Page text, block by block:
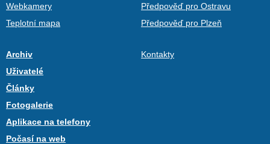
Webkamery
Teplotní mapa
Předpověď pro Ostravu
Předpověď pro Plzeň
Archiv
Uživatelé
Články
Fotogalerie
Aplikace na telefony
Počasí na web
Kontakty